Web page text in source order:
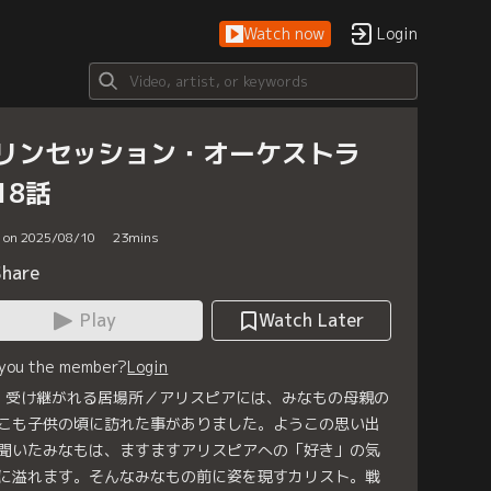
Watch now Login
ンセッション・オーケストラ
話
2025/08/10 23mins
Play
Watch Later
the member?Login
け継がれる居場所／アリスピアには、みなもの母親の
も子供の頃に訪れた事がありました。ようこの思い出
いたみなもは、ますますアリスピアへの「好き」の気
溢れます。そんなみなもの前に姿を現すカリスト。戦